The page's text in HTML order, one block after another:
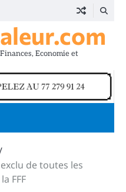
Economie et
exclu de toutes les
FFF